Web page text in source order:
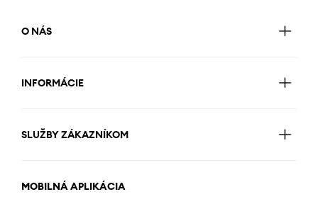
O NÁS
INFORMÁCIE
SLUŽBY ZÁKAZNÍKOM
MOBILNÁ APLIKÁCIA